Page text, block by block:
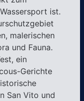
ist.
malerischen
und Fauna.
ein
Gerichte
San Vito und